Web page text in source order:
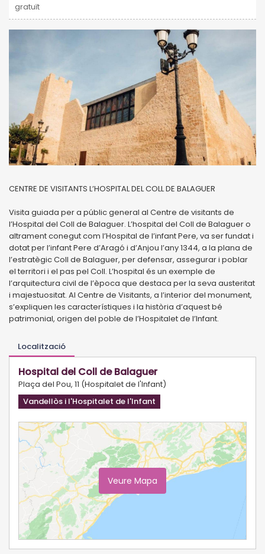
gratuït
CENTRE DE VISITANTS L’HOSPITAL DEL COLL DE BALAGUER
Visita guiada per a públic general al Centre de visitants de
l’Hospital del Coll de Balaguer. L’hospital del Coll de Balaguer o
altrament conegut com l’Hospital de l’infant Pere, va ser fundat i
dotat per l’infant Pere d’Aragó i d’Anjou l’any 1344, a la plana de
l’estratègic Coll de Balaguer, per defensar, assegurar i poblar
el territori i el pas pel Coll. L’hospital és un exemple de
l’arquitectura civil de l’època que destaca per la seva austeritat
i majestuositat. Al Centre de Visitants, a l’interior del monument,
s’expliquen les característiques i la història d’aquest bé
patrimonial, origen del poble de l’Hospitalet de l’Infant.
Localització
Hospital del Coll de Balaguer
Plaça del Pou, 11 (Hospitalet de l'Infant)
Vandellòs i l'Hospitalet de l'Infant
Veure Mapa